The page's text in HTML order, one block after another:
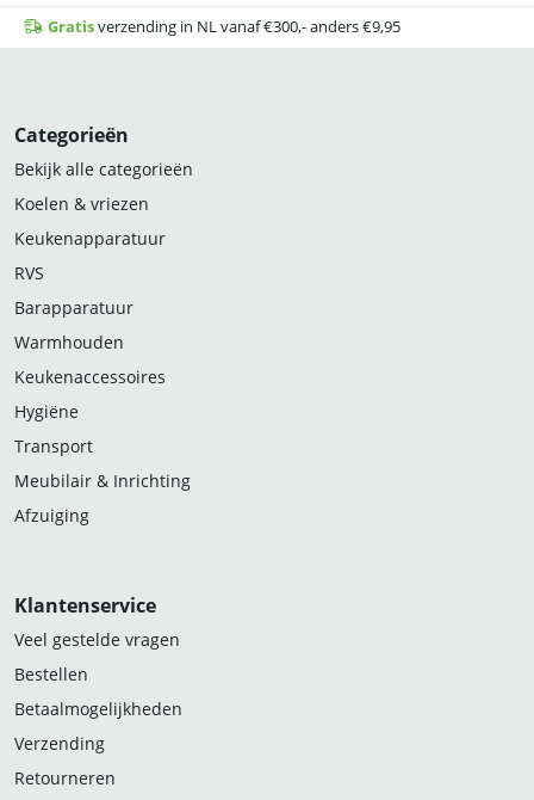
Gratisverzending in NL vanaf €300,- anders €9,95
Categorieën
Bekijk alle categorieën
Koelen & vriezen
Keukenapparatuur
RVS
Barapparatuur
Warmhouden
Keukenaccessoires
Hygiëne
Transport
Meubilair & Inrichting
Afzuiging
Klantenservice
Veel gestelde vragen
Bestellen
Betaalmogelijkheden
Verzending
Retourneren